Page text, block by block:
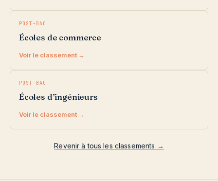
POST-BAC
Écoles de commerce
Voir le classement →
POST-BAC
Écoles d’ingénieurs
Voir le classement →
Revenir à tous les classements →